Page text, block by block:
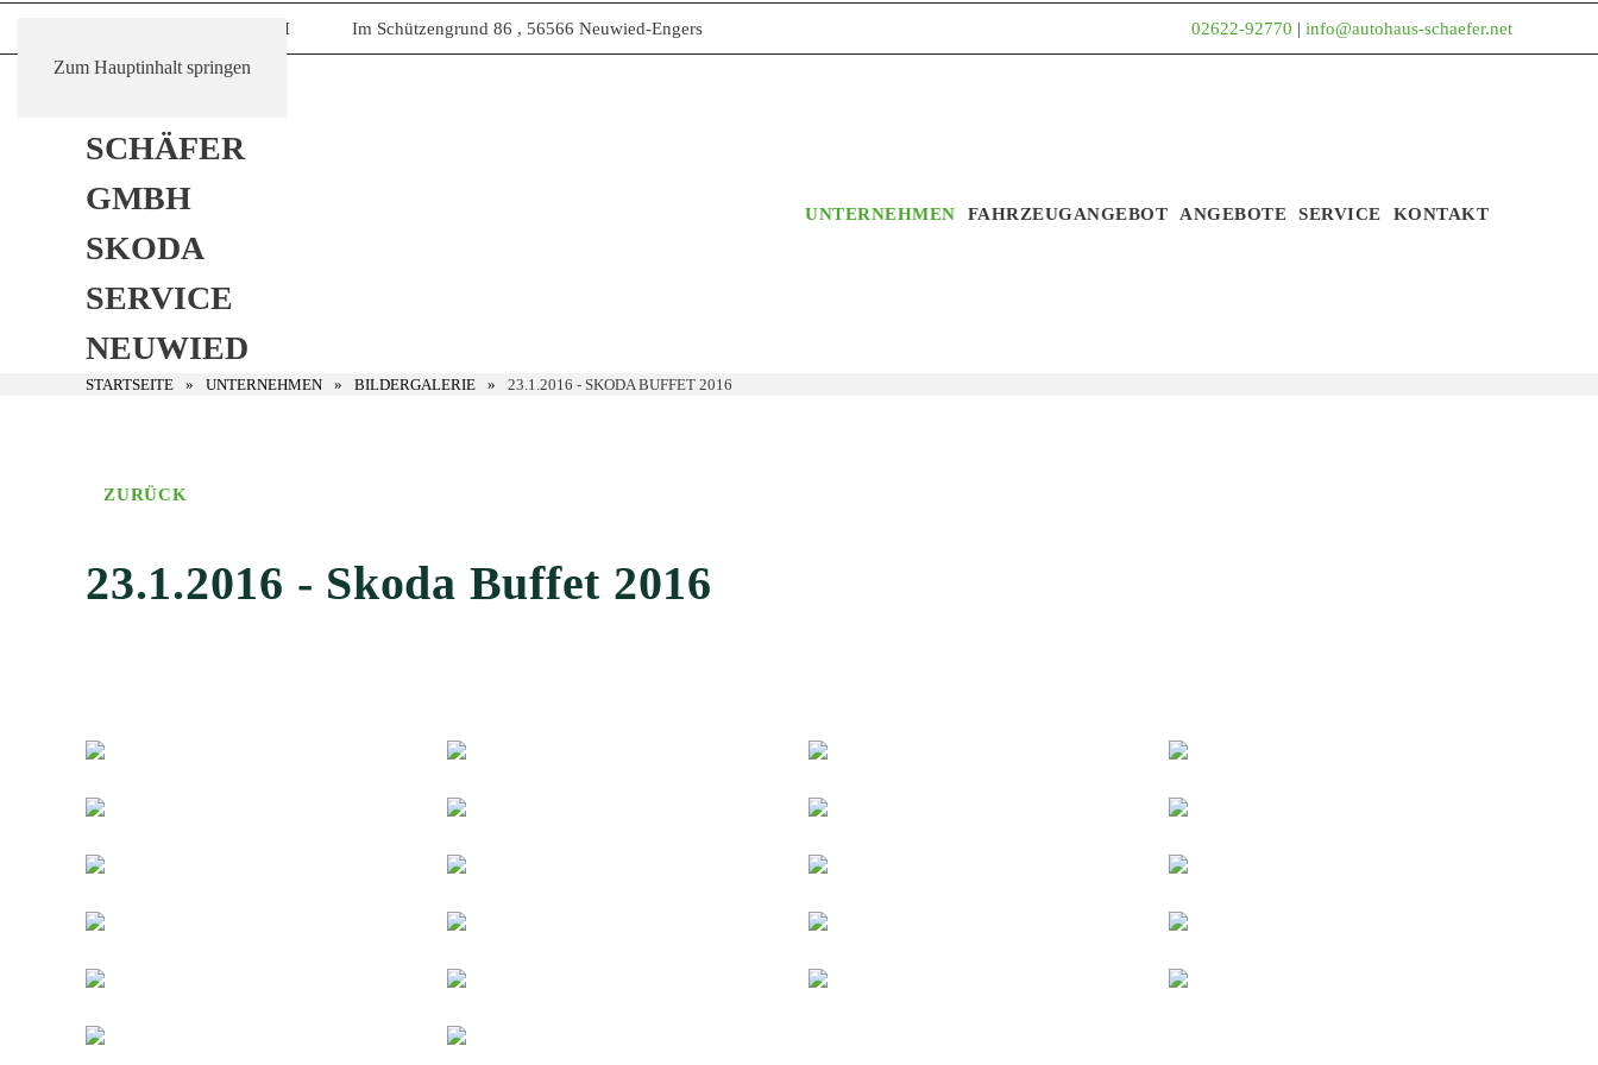
Zum Hauptinhalt springen
Autohaus Schaefer GmbH Im Schützengrund 86 , 56566 Neuwied-Engers 02622-92770 | info@autohaus-schaefer.net
UNTERNEHMEN FAHRZEUGANGEBOT ANGEBOTE SERVICE KONTAKT
STARTSEITE UNTERNEHMEN BILDERGALERIE 23.1.2016 - SKODA BUFFET 2016
ZURÜCK
23.1.2016 - Skoda Buffet 2016